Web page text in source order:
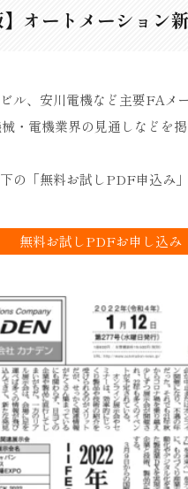
】オートメーショ
ル、安川電機など主要FAメ
・電機業界の見通しなどを
の「無料お試しPDF申込み
無料お試しPDFお申し込み